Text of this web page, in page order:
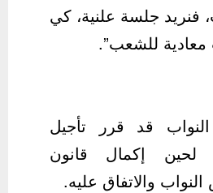
فنريد جلسة علنية، كي
للشعب”.
قد قرر تأجيل
لحين إكمال قانون
والاتفاق عليه.